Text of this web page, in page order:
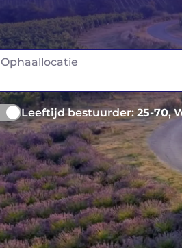
Ophaallocatie
Leeftijd bestuurder:25-70,